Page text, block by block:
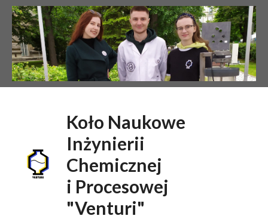
Przejdź
treści
Koło Naukowe
Inżynierii
Chemicznej
i Procesowej
"Venturi"